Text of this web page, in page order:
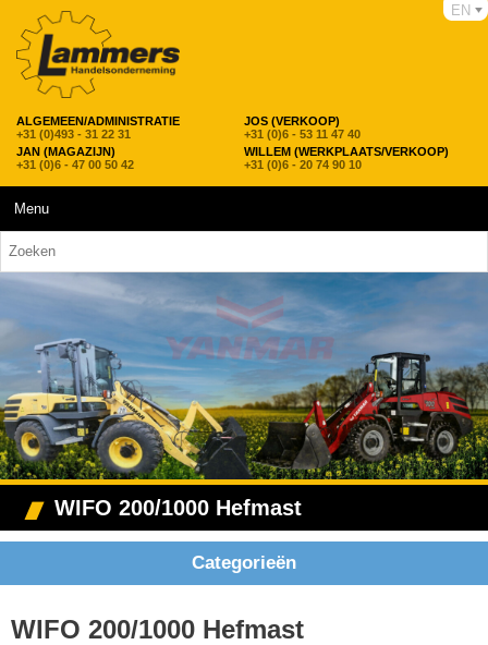
ALGEMEEN/ADMINISTRATIE
+31 (0)493 - 31 22 31
JOS (VERKOOP)
+31 (0)6 - 53 11 47 40
JAN (MAGAZIJN)
+31 (0)6 - 47 00 50 42
WILLEM (WERKPLAATS/VERKOOP)
+31 (0)6 - 20 74 90 10
EN
Menu
WIFO 200/1000 Hefmast
Categorieën
WIFO 200/1000 Hefmast